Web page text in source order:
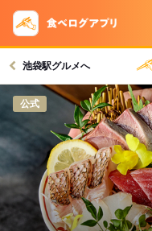
池袋駅グルメへ
公式
コー
戻る
クーポ